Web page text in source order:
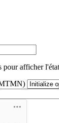
afficher